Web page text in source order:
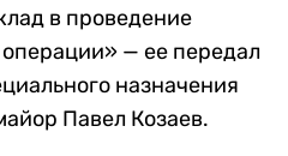
в проведение
— ее передал
назначения
Павел Козаев.